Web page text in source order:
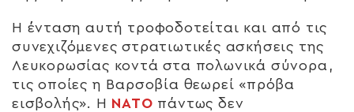
Η ένταση αυτή τροφοδοτείται και από τις
συνεχιζόμενες στρατιωτικές ασκήσεις της
Λευκορωσίας κοντά στα πολωνικά σύνορα,
τις οποίες η Βαρσοβία θεωρεί «πρόβα
εισβολής». Η ΝΑΤΟ πάντως δεν